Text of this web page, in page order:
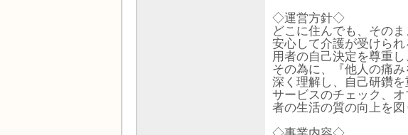
◇運営方針◇
どこに住んでも、その
安心して介護が受けら
用者の自己決定を尊重
その為に、『他人の痛
深く理解し、自己研鑽
サービスのチェック、
者の生活の質の向上を図